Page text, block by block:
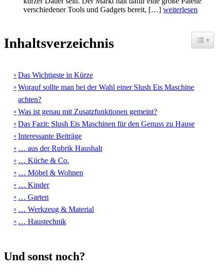
verschiedener Tools und Gadgets bereit, […] weiterlesen
Inhaltsverzeichnis
Das Wichtigste in Kürze
Worauf sollte man bei der Wahl einer Slush Eis Maschine
achten?
Was ist genau mit Zusatzfunktionen gemeint?
Das Fazit: Slush Eis Maschinen für den Genuss zu Hause
Interessante Beiträge
… aus der Rubrik Haushalt
… Küche & Co.
… Möbel & Wohnen
… Kinder
… Garten
… Werkzeug & Material
… Haustechnik
Und sonst noch?